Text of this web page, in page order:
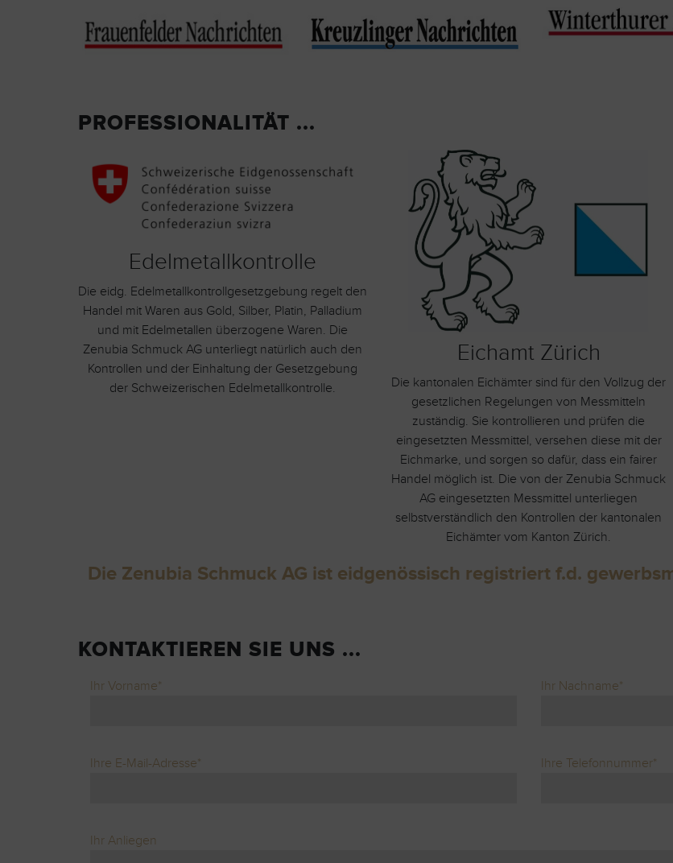
PROFESSIONALITÄT ...
Edelmetallkontrolle
Die eidg. Edelmetallkontrollgesetzgebung regelt den
Handel mit Waren aus Gold, Silber, Platin, Palladium
und mit Edelmetallen überzogene Waren. Die
Zenubia Schmuck AG unterliegt natürlich auch den
Kontrollen und der Einhaltung der Gesetzgebung
der Schweizerischen Edelmetallkontrolle.
Eichamt Zürich
Die kantonalen Eichämter sind für den Vollzug der
gesetzlichen Regelungen von Messmitteln
zuständig. Sie kontrollieren und prüfen die
eingesetzten Messmittel, versehen diese mit der
Eichmarke, und sorgen so dafür, dass ein fairer
Handel möglich ist. Die von der Zenubia Schmuck
AG eingesetzten Messmittel unterliegen
selbstverständlich den Kontrollen der kantonalen
Eichämter vom Kanton Zürich.
Die Zenubia Schmuck AG ist eidgenössisch registriert f.d.
KONTAKTIEREN SIE UNS ...
Ihr Vorname* Ihr Nachname*
Ihre E-Mail-Adresse* Ihre Telefonnummer*
Ihr Anliegen